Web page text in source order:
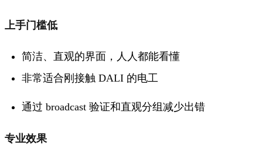
上手门槛低
简洁、直观的界面，人人都能看懂
非常适合刚接触 DALI 的电工
通过 broadcast 验证和直观分组减少出错
专业效果